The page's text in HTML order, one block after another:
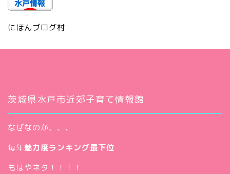
にほんブログ村
茨城県水戸市近郊子育て情報館
なぜなのか、、、
毎年魅力度ランキング最下位
もはやネタ！！！！